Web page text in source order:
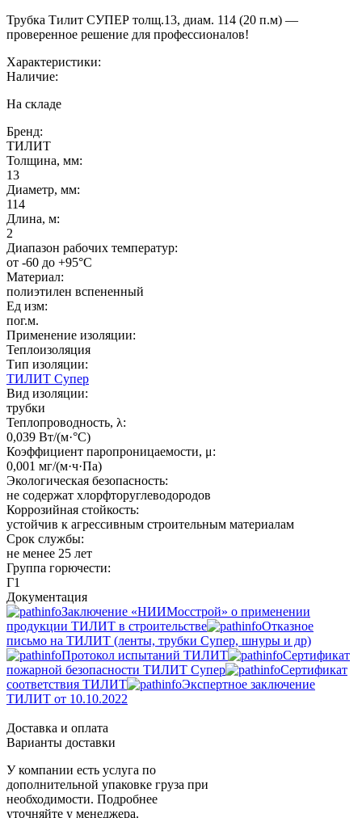
Трубка Тилит СУПЕР толщ.13, диам. 114 (20 п.м) —
проверенное решение для профессионалов!
Характеристики:
Наличие:
На складе
Бренд:
ТИЛИТ
Толщина, мм:
13
Диаметр, мм:
114
Длина, м:
2
Диапазон рабочих температур:
от -60 до +95°C
Материал:
полиэтилен вспененный
Ед изм:
пог.м.
Применение изоляции:
Теплоизоляция
Тип изоляции:
ТИЛИТ Супер
Вид изоляции:
трубки
Теплопроводность, λ:
0,039 Вт/(м·°C)
Коэффициент паропроницаемости, μ:
0,001 мг/(м·ч·Па)
Экологическая безопасность:
не содержат хлорфторуглеводородов
Коррозийная стойкость:
устойчив к агрессивным строительным материалам
Срок службы:
не менее 25 лет
Группа горючести:
Г1
Документация
Заключение «НИИМосстрой» о применении
продукции ТИЛИТ в строительстве
Отказное
письмо на ТИЛИТ (ленты, трубки Супер, шнуры и др)
Протокол испытаний ТИЛИТ
Сертификат
пожарной безопасности ТИЛИТ Супер
Сертификат
соответствия ТИЛИТ
Экспертное заключение
ТИЛИТ от 10.10.2022
Доставка и оплата
Варианты доставки
У компании есть услуга по
дополнительной упаковке груза при
необходимости. Подробнее
уточняйте у менеджера.